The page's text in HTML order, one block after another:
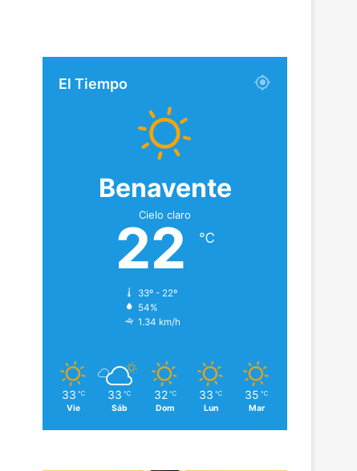
El Tiempo
Benavente
Cielo claro
22 ℃
33º - 22º
54%
1.34 km/h
33 ℃
Vie
33 ℃
Sáb
32 ℃
Dom
33 ℃
Lun
35 ℃
Mar